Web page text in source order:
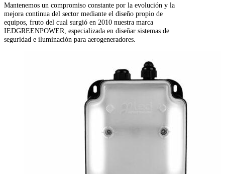
Mantenemos un compromiso constante por la evolución y la
mejora continua del sector mediante el diseño propio de
equipos, fruto del cual surgió en 2010 nuestra marca
IEDGREENPOWER, especializada en diseñar sistemas de
seguridad e iluminación para aerogeneradores.